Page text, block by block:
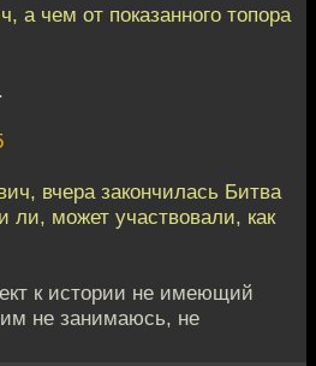
а чем от показанного топора
вчера закончилась Битва
ли, может участвовали, как
к истории не имеющий
не занимаюсь, не